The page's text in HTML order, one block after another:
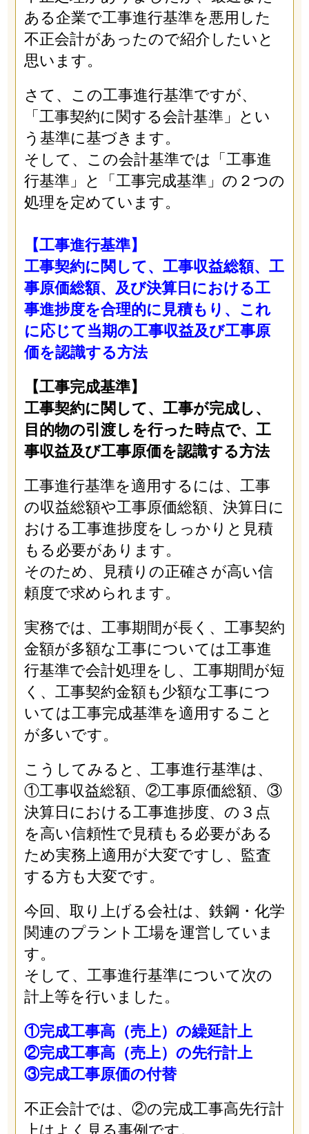
ある企業で工事進行基準を悪用した
不正会計があったので紹介したいと
思います。
さて、この工事進行基準ですが、
「工事契約に関する会計基準」とい
う基準に基づきます。
そして、この会計基準では「工事進
行基準」と「工事完成基準」の２つの
処理を定めています。
【工事進行基準】
工事契約に関して、工事収益総額、工
事原価総額、及び決算日における工
事進捗度を合理的に見積もり、これ
に応じて当期の工事収益及び工事原
価を認識する方法
【工事完成基準】
工事契約に関して、工事が完成し、
目的物の引渡しを行った時点で、工
事収益及び工事原価を認識する方法
工事進行基準を適用するには、工事
の収益総額や工事原価総額、決算日に
おける工事進捗度をしっかりと見積
もる必要があります。
そのため、見積りの正確さが高い信
頼度で求められます。
実務では、工事期間が長く、工事契約
金額が多額な工事については工事進
行基準で会計処理をし、工事期間が短
く、工事契約金額も少額な工事につ
いては工事完成基準を適用すること
が多いです。
こうしてみると、工事進行基準は、
①工事収益総額、②工事原価総額、③
決算日における工事進捗度、の３点
を高い信頼性で見積もる必要がある
ため実務上適用が大変ですし、監査
する方も大変です。
今回、取り上げる会社は、鉄鋼・化学
関連のプラント工場を運営していま
す。
そして、工事進行基準について次の
計上等を行いました。
①完成工事高（売上）の繰延計上
②完成工事高（売上）の先行計上
③完成工事原価の付替
不正会計では、②の完成工事高先行計
上はよく見る事例です。